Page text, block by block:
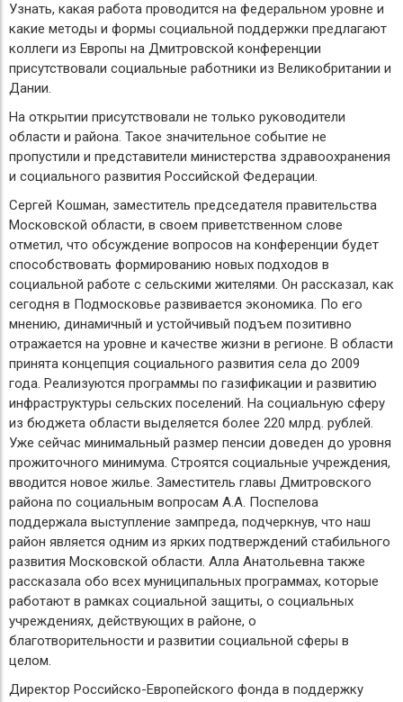
Узнать, какая работа проводится на федеральном уровне и
какие методы и формы социальной поддержки предлагают
коллеги из Европы на Дмитровской конференции
присутствовали социальные работники из Великобритании и
Дании.
На открытии присутствовали не только руководители
области и района. Такое значительное событие не
пропустили и представители министерства здравоохранения
и социального развития Российской Федерации.
Сергей Кошман, заместитель председателя правительства
Московской области, в своем приветственном слове
отметил, что обсуждение вопросов на конференции будет
способствовать формированию новых подходов в
социальной работе с сельскими жителями. Он рассказал, как
сегодня в Подмосковье развивается экономика. По его
мнению, динамичный и устойчивый подъем позитивно
отражается на уровне и качестве жизни в регионе. В области
принята концепция социального развития села до 2009
года. Реализуются программы по газификации и развитию
инфраструктуры сельских поселений. На социальную сферу
из бюджета области выделяется более 220 млрд. рублей.
Уже сейчас минимальный размер пенсии доведен до уровня
прожиточного минимума. Строятся социальные учреждения,
вводится новое жилье. Заместитель главы Дмитровского
района по социальным вопросам А.А. Поспелова
поддержала выступление зампреда, подчеркнув, что наш
район является одним из ярких подтверждений стабильного
развития Московской области. Алла Анатольевна также
рассказала обо всех муниципальных программах, которые
работают в рамках социальной защиты, о социальных
учреждениях, действующих в районе, о
благотворительности и развитии социальной сферы в
целом.
Директор Российско-Европейского фонда в поддержку